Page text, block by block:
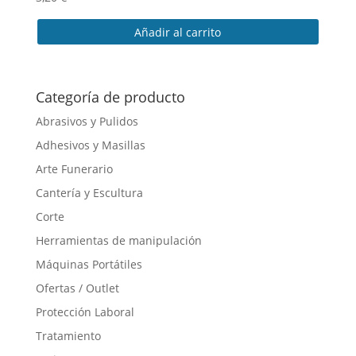
Añadir al carrito
Categoría de producto
Abrasivos y Pulidos
Adhesivos y Masillas
Arte Funerario
Cantería y Escultura
Corte
Herramientas de manipulación
Máquinas Portátiles
Ofertas / Outlet
Protección Laboral
Tratamiento